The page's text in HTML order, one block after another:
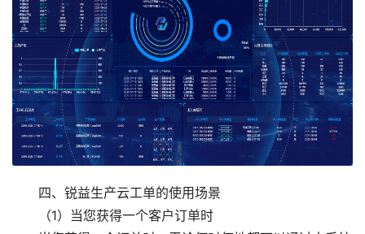
四、锐益生产云工单的使用场景
（1）当您获得一个客户订单时